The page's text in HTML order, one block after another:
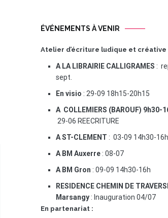
ÉVÉNEMENTS À VENIR
Atelier d’écriture ludique et créative
A LA LIBRAIRIE CALLIGRAMES :
sept.
En visio : 29-09 18h15-20h15
A COLLEMIERS (BAROUF) 9h30-
29-06 REECRITURE
A ST-CLEMENT : 03-09 14h30-
A BM Auxerre : 08-07
A BM Gron : 09-09 14h30-16h
RESIDENCE CHEMIN DE
Marsangy : Inauguration 04/07
En partenariat :